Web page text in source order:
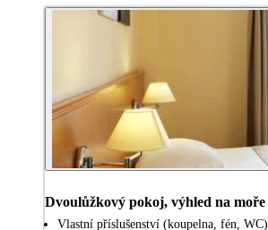
Dvoulůžkový pokoj, výhled na moře
Vlastní příslušenství (koupelna, fén, WC)